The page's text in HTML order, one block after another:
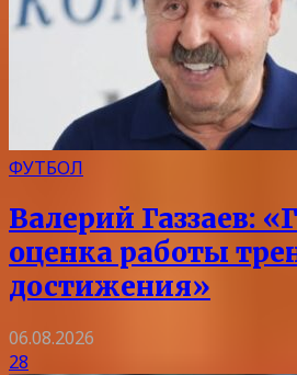
ФУТБОЛ
Валерий Газзаев:
оценка работы
достижения»
06.08.2026
28